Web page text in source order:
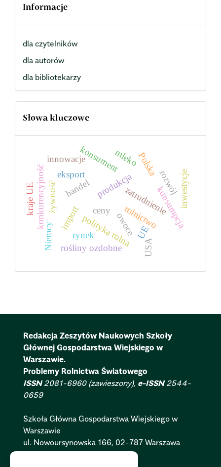
Informacje
dla czytelników
dla autorów
dla bibliotekarzy
Słowa kluczowe
rolnictwo
eksport
import
produkcja
Polska
konkurencyjność ceny
polityka rolna UE
konsumpcja
handel
rynek
żywność
konsument
zatrudnienie
owoce
inwestycje
mleko
kraje UE rozwój
rośliny ozdobne USA
Niemcy
innowacje
Redakcja Zeszytów Naukowych Szkoły
Głównej Gospodarstwa Wiejskiego w
Warszawie.
Problemy Rolnictwa Światowego
ISSN2081-6960 (zawieszony), e-ISSN2544-
0659
Szkoła Główna Gospodarstwa Wiejskiego w
Warszawie
ul. Nowoursynowska 166, 02-787 Warszawa